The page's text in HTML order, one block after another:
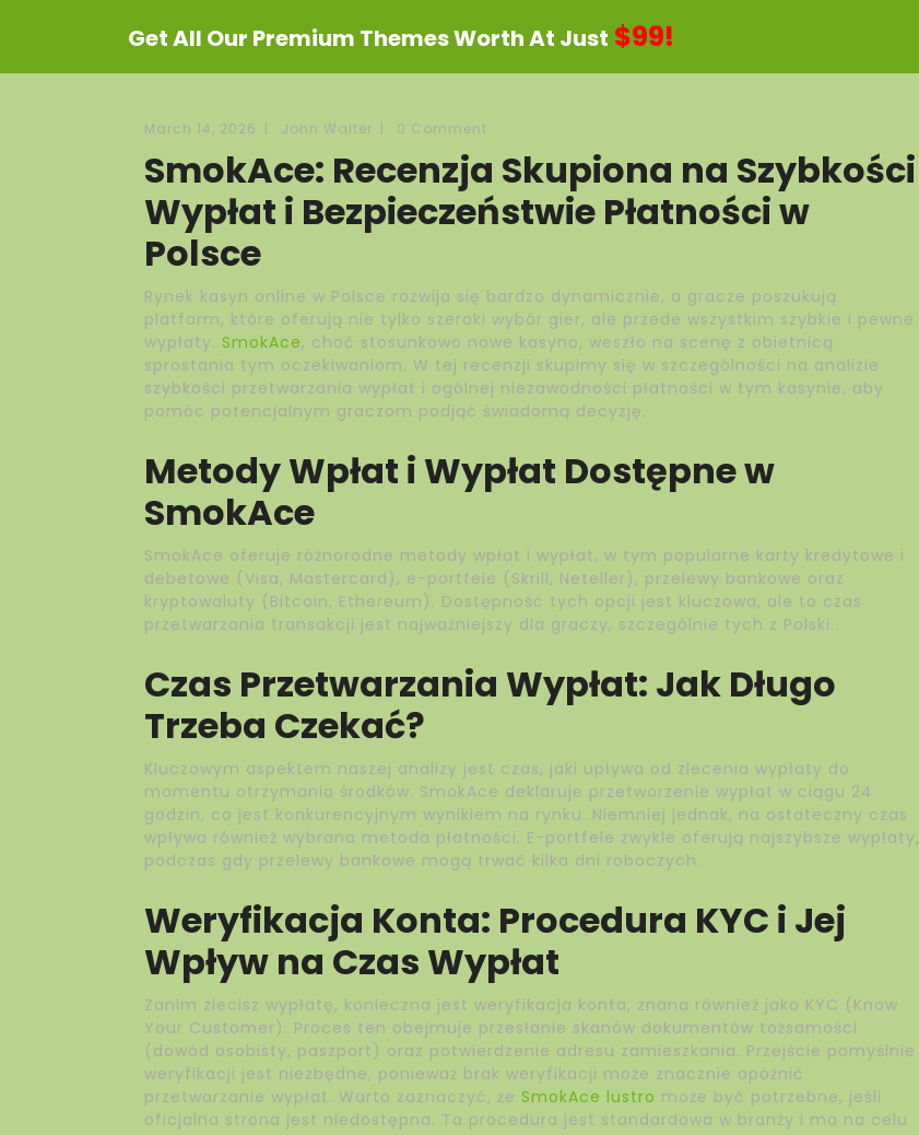
Get All Our Premium Themes Worth At Just $99!
March 14, 2026 John Walter 0 Comment
SmokAce: Recenzja Skupiona na Szybkości
Wypłat i Bezpieczeństwie Płatności w
Polsce
Rynek kasyn online w Polsce rozwija się bardzo dynamicznie, a gracze poszukują
platform, które oferują nie tylko szeroki wybór gier, ale przede wszystkim szybkie i pewne
wypłaty. SmokAce, choć stosunkowo nowe kasyno, weszło na scenę z obietnicą
sprostania tym oczekiwaniom. W tej recenzji skupimy się w szczególności na analizie
szybkości przetwarzania wypłat i ogólnej niezawodności płatności w tym kasynie, aby
pomóc potencjalnym graczom podjąć świadomą decyzję.
Metody Wpłat i Wypłat Dostępne w
SmokAce
SmokAce oferuje różnorodne metody wpłat i wypłat, w tym popularne karty kredytowe i
debetowe (Visa, Mastercard), e-portfele (Skrill, Neteller), przelewy bankowe oraz
kryptowaluty (Bitcoin, Ethereum). Dostępność tych opcji jest kluczowa, ale to czas
przetwarzania transakcji jest najważniejszy dla graczy, szczególnie tych z Polski.
Czas Przetwarzania Wypłat: Jak Długo
Trzeba Czekać?
Kluczowym aspektem naszej analizy jest czas, jaki upływa od zlecenia wypłaty do
momentu otrzymania środków. SmokAce deklaruje przetworzenie wypłat w ciągu 24
godzin, co jest konkurencyjnym wynikiem na rynku. Niemniej jednak, na ostateczny czas
wpływa również wybrana metoda płatności. E-portfele zwykle oferują najszybsze wypłaty,
podczas gdy przelewy bankowe mogą trwać kilka dni roboczych.
Weryfikacja Konta: Procedura KYC i Jej
Wpływ na Czas Wypłat
Zanim zlecisz wypłatę, konieczna jest weryfikacja konta, znana również jako KYC (Know
Your Customer). Proces ten obejmuje przesłanie skanów dokumentów tożsamości
(dowód osobisty, paszport) oraz potwierdzenie adresu zamieszkania. Przejście pomyślnie
weryfikacji jest niezbędne, ponieważ brak weryfikacji może znacznie opóźnić
przetwarzanie wypłat. Warto zaznaczyć, że SmokAce lustro może być potrzebne, jeśli
oficjalna strona jest niedostępna. Ta procedura jest standardowa w branży i ma na celu